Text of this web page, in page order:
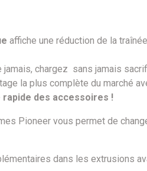
affiche une réduction de la
jamais, chargez sans jamais
la plus complète du marché
rapide des accessoires !
Pioneer vous permet de
dans les extrusions